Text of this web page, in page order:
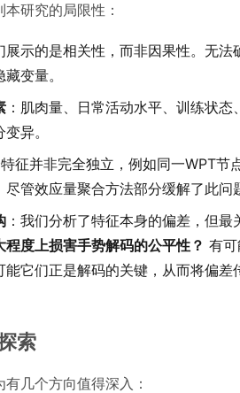
研究的局限性：
展示的是相关性，而非因果性。无
变量。
：肌肉量、日常活动水平、训练状
异。
特征并非完全独立，例如同一WPT
尽管效应量聚合方法部分缓解了此问
：我们分析了特征本身的偏差，但
度上损害手势解码的公平性？ 有
能它们正是解码的关键，从而将偏
索
几个方向值得深入：